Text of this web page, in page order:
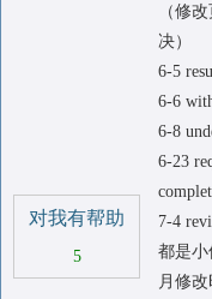
对我有帮助
5
（修
决）
6-5
6-6
6-8
6-23
7-4
都是小
月修改